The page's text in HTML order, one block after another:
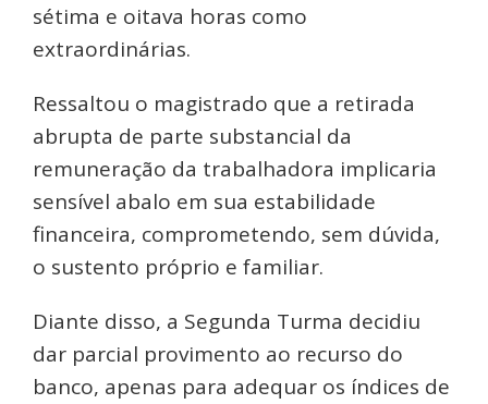
sétima e oitava horas como
extraordinárias.
Ressaltou o magistrado que a retirada
abrupta de parte substancial da
remuneração da trabalhadora implicaria
sensível abalo em sua estabilidade
financeira, comprometendo, sem dúvida,
o sustento próprio e familiar.
Diante disso, a Segunda Turma decidiu
dar parcial provimento ao recurso do
banco, apenas para adequar os índices de